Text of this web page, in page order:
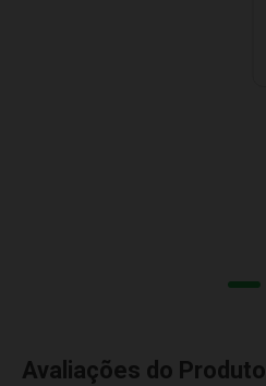
Avaliações do Produto